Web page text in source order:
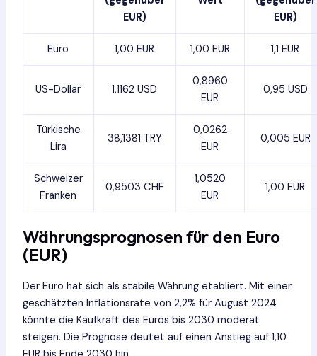
EUR)
EUR)
Euro 1,00 EUR 1,00 EUR 1,1 EUR
US-Dollar 1,1162 USD
0,8960
EUR
0,95 USD
Türkische
Lira
38,1381 TRY
0,0262
EUR
0,005 EUR
Schweizer
Franken
0,9503 CHF
1,0520
EUR
1,00 EUR
Währungsprognosen für den Euro
(EUR)
Der Euro hat sich als stabile Währung etabliert. Mit einer
geschätzten Inflationsrate von 2,2% für August 2024
könnte die Kaufkraft des Euros bis 2030 moderat
steigen. Die Prognose deutet auf einen Anstieg auf 1,10